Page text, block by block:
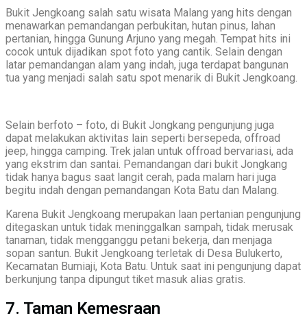
Bukit Jengkoang salah satu wisata Malang yang hits dengan
menawarkan pemandangan perbukitan, hutan pinus, lahan
pertanian, hingga Gunung Arjuno yang megah. Tempat hits ini
cocok untuk dijadikan spot foto yang cantik. Selain dengan
latar pemandangan alam yang indah, juga terdapat bangunan
tua yang menjadi salah satu spot menarik di Bukit Jengkoang.
Selain berfoto – foto, di Bukit Jongkang pengunjung juga
dapat melakukan aktivitas lain seperti bersepeda, offroad
jeep, hingga camping. Trek jalan untuk offroad bervariasi, ada
yang ekstrim dan santai. Pemandangan dari bukit Jongkang
tidak hanya bagus saat langit cerah, pada malam hari juga
begitu indah dengan pemandangan Kota Batu dan Malang.
Karena Bukit Jengkoang merupakan laan pertanian pengunjung
ditegaskan untuk tidak meninggalkan sampah, tidak merusak
tanaman, tidak mengganggu petani bekerja, dan menjaga
sopan santun. Bukit Jengkoang terletak di Desa Bulukerto,
Kecamatan Bumiaji, Kota Batu. Untuk saat ini pengunjung dapat
berkunjung tanpa dipungut tiket masuk alias gratis.
7. Taman Kemesraan